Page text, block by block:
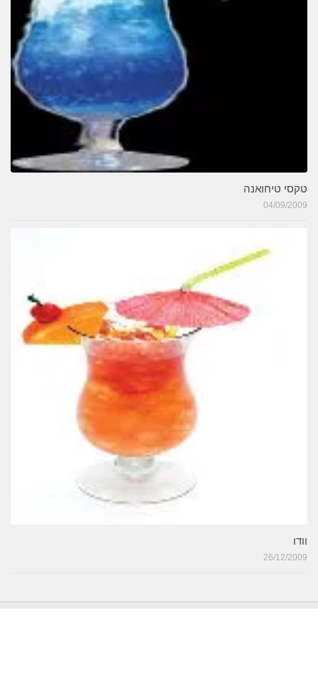
טקסי טיחואנה
04/09/2009
וודו
26/12/2009